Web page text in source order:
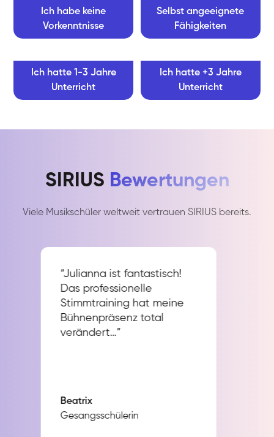
Ich habe keine
Vorkenntnisse
Selbst angeeignete
Fähigkeiten
Ich hatte 1-3 Jahre
Unterricht
Ich hatte +3 Jahre
Unterricht
SIRIUS Bewertungen
Viele Musikschüler weltweit vertrauen SIRIUS bereits.
“Julianna ist fantastisch!
Das professionelle
Stimmtraining hat meine
Bühnenpräsenz total
verändert…”
Beatrix
Gesangsschülerin